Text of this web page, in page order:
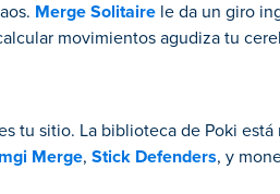
Merge Solitaire le da un giro
movimientos agudiza tu
tu sitio. La biblioteca de Poki
Merge, Stick Defenders, y